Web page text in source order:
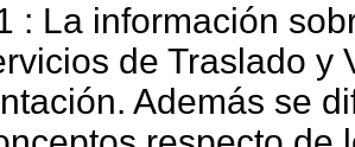
: La información
de Traslado y
Además se